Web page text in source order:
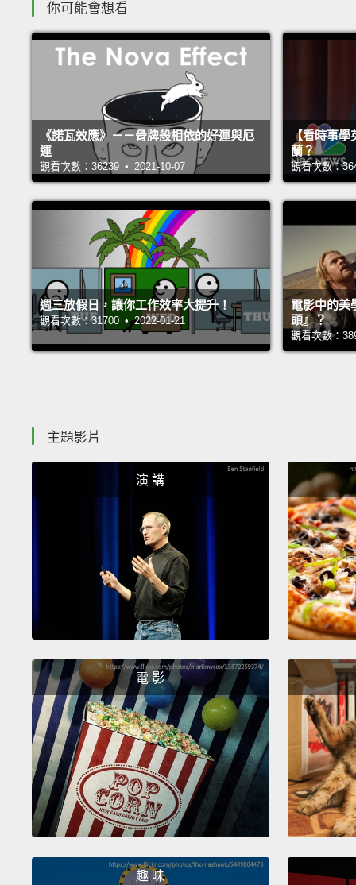
你可能會想看
《諾瓦效應》－－骨牌般相依的好運與厄
運
觀看次數：36239 • 2021-10-07
【看時事
蘭？
觀看次數：
週三放假日，讓你工作效率大提升！
觀看次數：31700 • 2022-01-21
電影中的美
頭』？
觀看次數：
主題影片
演 講
電 影
趣 味